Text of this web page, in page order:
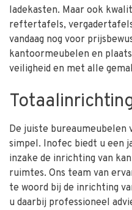
ladekasten. Maar ook
reftertafels,
vandaag nog voor
kantoormeubelen en
veiligheid en met alle
De juiste bureaumeubelen
simpel. Inofec biedt u een
inzake de inrichting van
ruimtes. Ons team van
te woord bij de inrichting
u daarbij professioneel